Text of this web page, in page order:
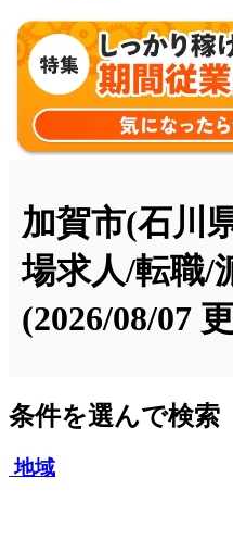
加賀市(石川
場求人/転職/
(2026/08/07
条件を選んで検索
地域